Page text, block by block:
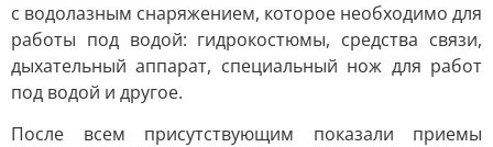
с водолазным снаряжением, которое необходимо для
работы под водой: гидрокостюмы, средства связи,
дыхательный аппарат, специальный нож для работ
под водой и другое.
После всем присутствующим показали приемы